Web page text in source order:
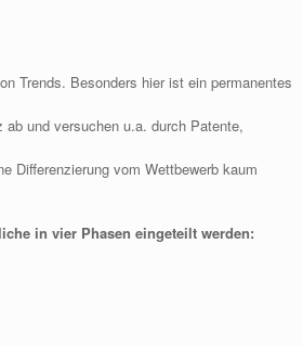
Trends. Besonders hier ist ein permanentes
und versuchen u.a. durch Patente,
Differenzierung vom Wettbewerb kaum
in vier Phasen eingeteilt werden: